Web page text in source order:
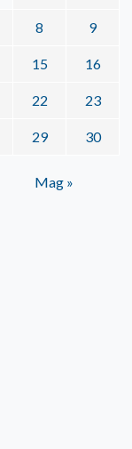
8 9
15 16
22 23
29 30
Mag »